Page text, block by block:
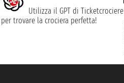
Utilizza il GPT di Ticketcrociere
per trovare la crociera perfetta!